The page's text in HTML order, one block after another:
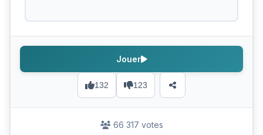
132 123
Jouer
66 317 votes